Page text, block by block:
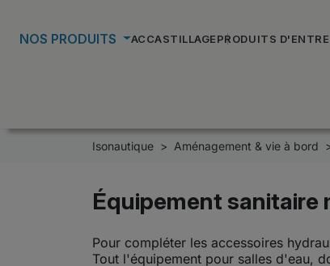
NOS PRODUITS ACCASTILLAGEPRODUITS
Isonautique Aménagement & vie à bord
Équipement sanitaire
Pour compléter les accessoires
Tout l'équipement pour salles d'eau,